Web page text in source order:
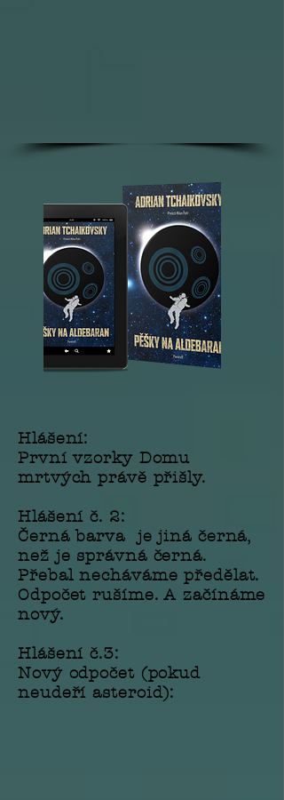
Hlášení:
První vzorky Domu
mrtvých právě přišly.
Hlášení č. 2:
Černá barva je jiná černá,
než je správná černá.
Přebal necháváme předělat.
Odpočet rušíme. A začínáme
nový.
Hlášení č.3:
Nový odpočet (pokud
neudeří asteroid):